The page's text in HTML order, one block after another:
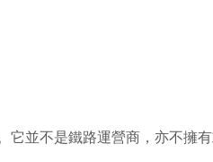
它並不是鐵路運營商，亦不擁